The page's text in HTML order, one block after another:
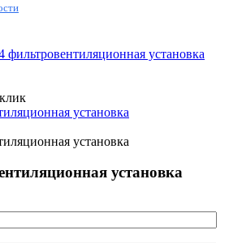
установка
установка